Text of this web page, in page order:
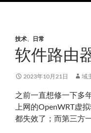
技术、 日常
软件路由
2023年10月21日 域
之前一直想修一下多
上网的OpenWRT虚
都失效了；而第三方